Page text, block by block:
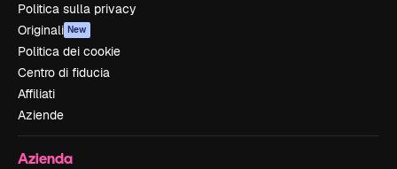
Politica sulla privacy
Originali New
Politica dei cookie
Centro di fiducia
Affiliati
Aziende
Azienda